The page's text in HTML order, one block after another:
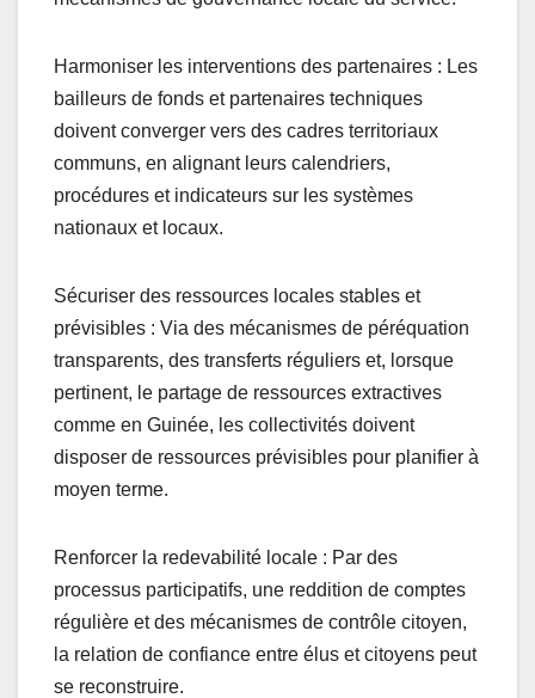
Harmoniser les interventions des partenaires : Les
bailleurs de fonds et partenaires techniques
doivent converger vers des cadres territoriaux
communs, en alignant leurs calendriers,
procédures et indicateurs sur les systèmes
nationaux et locaux.
Sécuriser des ressources locales stables et
prévisibles : Via des mécanismes de péréquation
transparents, des transferts réguliers et, lorsque
pertinent, le partage de ressources extractives
comme en Guinée, les collectivités doivent
disposer de ressources prévisibles pour planifier à
moyen terme.
Renforcer la redevabilité locale : Par des
processus participatifs, une reddition de comptes
régulière et des mécanismes de contrôle citoyen,
la relation de confiance entre élus et citoyens peut
se reconstruire.